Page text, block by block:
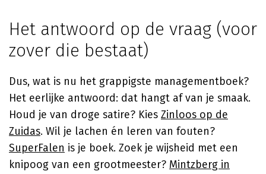
Het antwoord op de vraag (voor
zover die bestaat)
Dus, wat is nu het grappigste managementboek?
Het eerlijke antwoord: dat hangt af van je smaak.
Houd je van droge satire? Kies Zinloos op de
Zuidas. Wil je lachen én leren van fouten?
SuperFalen is je boek. Zoek je wijsheid met een
knipoog van een grootmeester? Mintzberg in